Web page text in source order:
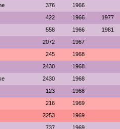
376 1966
422 1966 1977
558 1966 1981
2072 1967
245 1968
2430 1968
2430 1968
123 1968
216 1969
2253 1969
737 1969